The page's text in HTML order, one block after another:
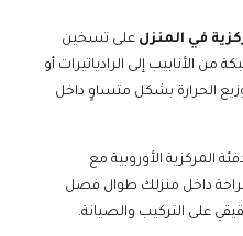
في المنزل على تسخين
من الأنابيب إلى الرادياتيرات أو
الحرارة بشكل متساوٍ داخل
المركزية الأوروبية مع
داخل منزلك طوال فصل
على التركيب والصيانة.